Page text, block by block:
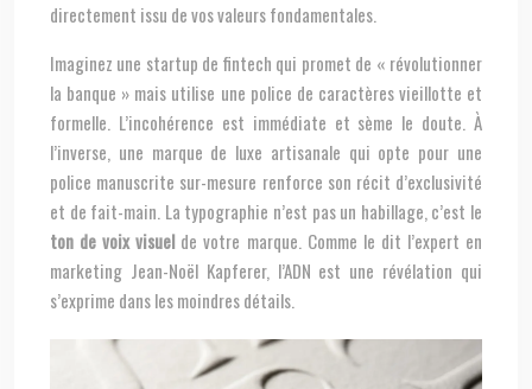
directement issu de vos valeurs fondamentales.
Imaginez une startup de fintech qui promet de « révolutionner
la banque » mais utilise une police de caractères vieillotte et
formelle. L’incohérence est immédiate et sème le doute. À
l’inverse, une marque de luxe artisanale qui opte pour une
police manuscrite sur-mesure renforce son récit d’exclusivité
et de fait-main. La typographie n’est pas un habillage, c’est le
ton de voix visuelde votre marque. Comme le dit l’expert en
marketing Jean-Noël Kapferer, l’ADN est une révélation qui
s’exprime dans les moindres détails.